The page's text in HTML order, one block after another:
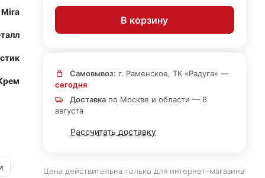
Mira
В корзину
Самовывоз: г. Раменское, ТК «Радуга» —
сегодня
Доставкапо Москве и области — 8
августа
Рассчитать доставку
Цена действительна только для интернет-магазина